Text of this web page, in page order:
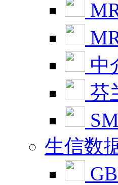
中
芬
生信数